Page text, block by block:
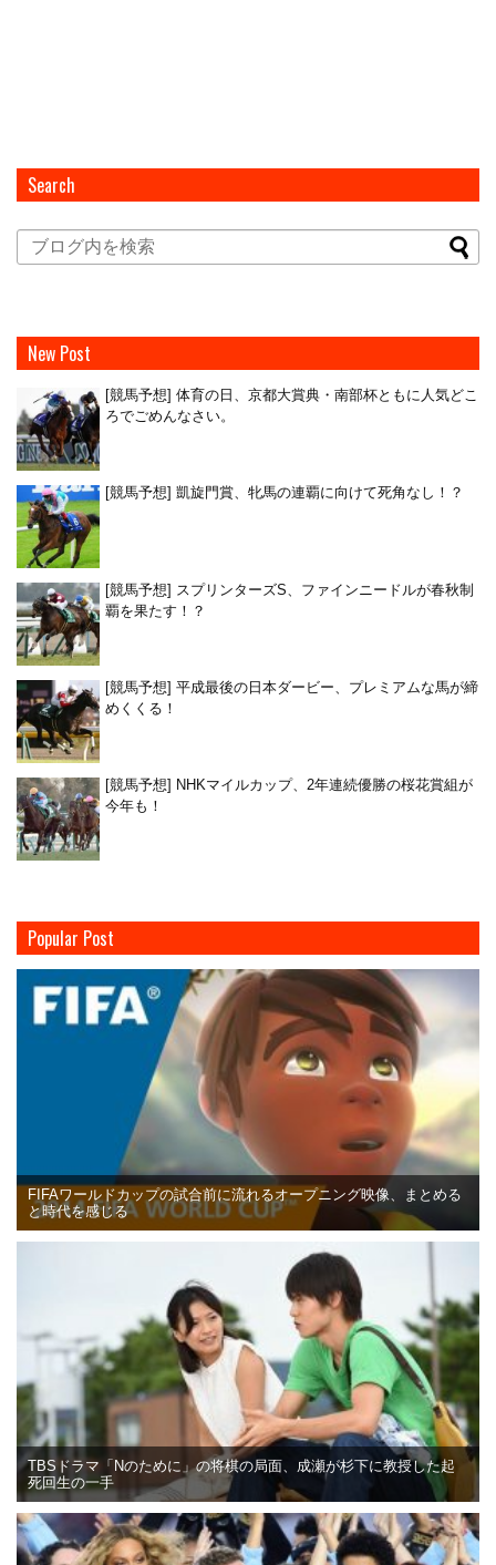
Search
New Post
[競馬予想] 体育の日、京都大賞典・南部杯ともに人気どこ
ろでごめんなさい。
[競馬予想] 凱旋門賞、牝馬の連覇に向けて死角なし！？
[競馬予想] スプリンターズS、ファインニードルが春秋制
覇を果たす！？
[競馬予想] 平成最後の日本ダービー、プレミアムな馬が締
めくくる！
[競馬予想] NHKマイルカップ、2年連続優勝の桜花賞組が
今年も！
Popular Post
FIFAワールドカップの試合前に流れるオープニング映像、まとめる
と時代を感じる
TBSドラマ「Nのために」の将棋の局面、成瀬が杉下に教授した起
死回生の一手